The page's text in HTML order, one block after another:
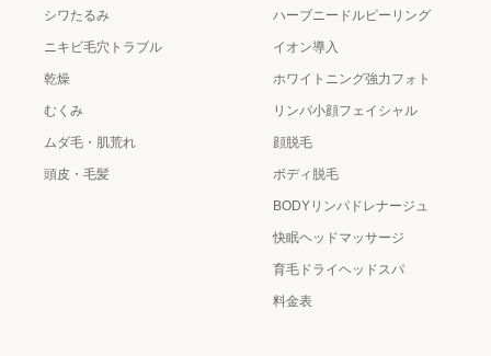
シワたるみ
ニキビ毛穴トラブル
乾燥
むくみ
ムダ毛・肌荒れ
頭皮・毛髪
ハーブニードルピーリング
イオン導入
ホワイトニング強力フォト
リンパ小顔フェイシャル
顔脱毛
ボディ脱毛
BODYリンパドレナージュ
快眠ヘッドマッサージ
育毛ドライヘッドスパ
料金表